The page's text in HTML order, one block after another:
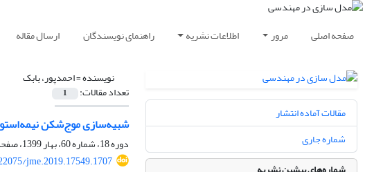
صفحه اصلی مرور اطلاعات نشریه راهنمای نویسندگان ارسال مقاله
نویسنده =احمدپور، بابک
تعداد مقالات: 1
شبیه‌سازی موج‌شکن
دوره 18، شماره 60، بهار 1399، صفحه
jme.2019.17549.1707
مقالات آماده انتشار
شماره جاری